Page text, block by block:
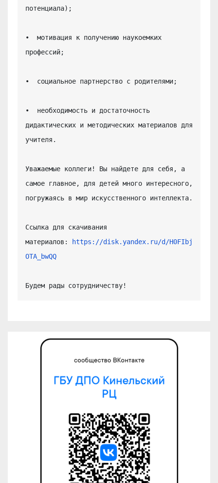
потенциала);
•  мотивация к получению наукоемких
профессий;
•  социальное партнерство с родителями;
•  необходимость и достаточность
дидактических и методических материалов для
учителя.
Уважаемые коллеги! Вы найдете для себя, а
самое главное, для детей много интересного,
погружаясь в мир искусственного интеллекта.
Ссылка для скачивания
материалов:
https://disk.yandex.ru/d/H0FIbj
OTA_bwQQ
Будем рады сотрудничеству!